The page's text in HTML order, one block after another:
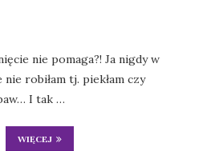
nie pomaga?! Ja nigdy w
robiłam tj. piekłam czy
I tak …
WIĘCEJ